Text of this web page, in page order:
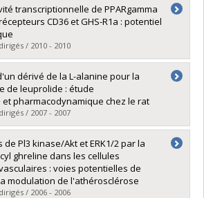
Ph. D.
dans Papyrus
transcriptionnelle de PPARgamma
CD36 et GHS-R1a : potentiel
/ 2010 - 2010
Annie
Ph. D.
dans Papyrus
dérivé de la L-alanine pour la
de leuprolide : étude
pharmacodynamique chez le rat
/ 2007 - 2007
François
M. Sc.
dans Papyrus
Pl3 kinase/Akt et ERK1/2 par la
ghreline dans les cellules
: voies potentielles de
modulation de l'athérosclérose
/ 2006 - 2006